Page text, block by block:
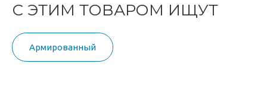
С ЭТИМ ТОВАРОМ ИЩУТ
Армированный